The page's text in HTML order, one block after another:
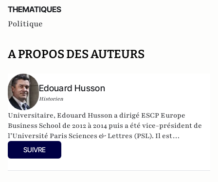
THEMATIQUES
Politique
A PROPOS DES AUTEURS
Edouard Husson
Historien
Universitaire, Edouard Husson a dirigé ESCP Europe
Business School de 2012 à 2014puis a été vice-président de
l’Université Paris Sciences & Lettres (PSL). Il est
actuellement professeur à l’Institut Franco-Allemand
d’Etudes Européennes (à l’Université de Cergy-Pontoise).
SUIVRE